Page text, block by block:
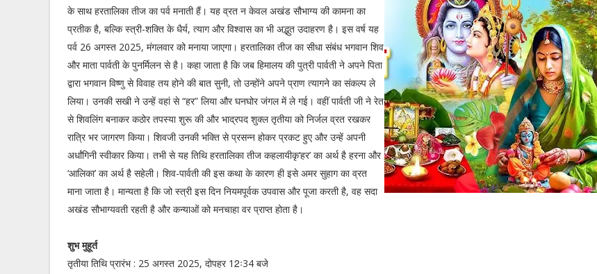
के साथ हरतालिका तीज का पर्व मनाती हैं। यह व्रत न केवल अखंड सौभाग्य की कामना का
प्रतीक है, बल्कि स्त्री-शक्ति के धैर्य, त्याग और विश्वास का भी अद्भुत उदाहरण है। इस वर्ष यह
पर्व 26 अगस्त 2025, मंगलवार को मनाया जाएगा। हरतालिका तीज का सीधा संबंध भगवान शिव
और माता पार्वती के पुनर्मिलन से है। कहा जाता है कि जब हिमालय की पुत्री पार्वती ने अपने पिता
द्वारा भगवान विष्णु से विवाह तय होने की बात सुनी, तो उन्होंने अपने प्राण त्यागने का संकल्प ले
लिया। उनकी सखी ने उन्हें वहां से “हर” लिया और घनघोर जंगल में ले गई। वहीं पार्वती जी ने रेत
से शिवलिंग बनाकर कठोर तपस्या शुरू की और भाद्रपद शुक्ल तृतीया को निर्जल व्रत रखकर
रात्रि भर जागरण किया। शिवजी उनकी भक्ति से प्रसन्न होकर प्रकट हुए और उन्हें अपनी
अर्धांगिनी स्वीकार किया। तभी से यह तिथि हरतालिका तीज कहलायीकृ‘हर’ का अर्थ है हरना और
‘आलिका’ का अर्थ है सहेली। शिव-पार्वती की इस कथा के कारण ही इसे अमर सुहाग का व्रत
माना जाता है। मान्यता है कि जो स्त्री इस दिन नियमपूर्वक उपवास और पूजा करती है, वह सदा
अखंड सौभाग्यवती रहती है और कन्याओं को मनचाहा वर प्राप्त होता है।
शुभ मुहूर्त
तृतीया तिथि प्रारंभ : 25 अगस्त 2025, दोपहर 12ः34 बजे